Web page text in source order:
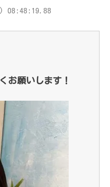
08:48:19.88
お願いします！